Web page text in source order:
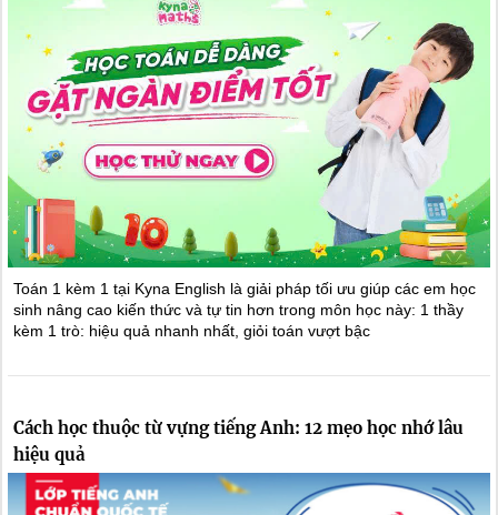
Toán 1 kèm 1 tại Kyna English là giải pháp tối ưu giúp các em học
sinh nâng cao kiến thức và tự tin hơn trong môn học này: 1 thầy
kèm 1 trò: hiệu quả nhanh nhất, giỏi toán vượt bậc
Cách học thuộc từ vựng tiếng Anh: 12 mẹo học nhớ lâu
hiệu quả